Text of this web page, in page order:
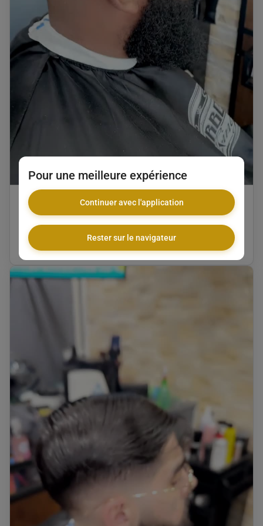
Coupe barbe
BMF Barber Gold
25 €
Pour une meilleure expérience
Continuer avec l'application
Rester sur le navigateur